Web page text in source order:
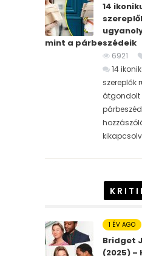
14
mint a párbeszédeik
6921
14
szereplők
átgondolt
1 ÉV AGO
Bridget
(2025) –